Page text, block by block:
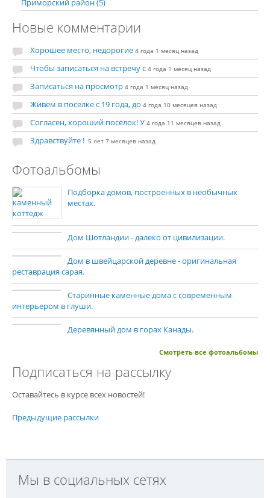
Приморский район (5)
Новые комментарии
Хорошее место, недорогие 4 года 1 месяц назад
Чтобы записаться на встречу с 4 года 1 месяц назад
Записаться на просмотр 4 года 1 месяц назад
Живем в поселке с 19 года, до 4 года 10 месяцев назад
Согласен, хороший посёлок! У 4 года 11 месяцев назад
Здравствуйте ! 5 лет 7 месяцев назад
Фотоальбомы
Подборка домов, построенных в необычных
местах.
Дом Шотландии - далеко от цивилизации.
Дом в швейцарской деревне - оригинальная
реставрация сарая.
Старинные каменные дома с современным
интерьером в глуши.
Деревянный дом в горах Канады.
Смотреть все фотоальбомы
Подписаться на рассылку
Оставайтесь в курсе всех новостей!
Предыдущие рассылки
Мы в социальных сетях